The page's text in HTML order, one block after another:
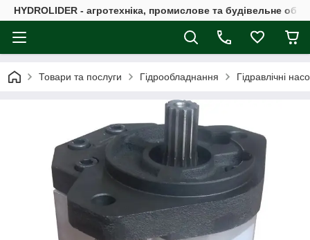
HYDROLIDER - агротехніка, промислове та будівельне
Товари та послуги Гідрообладнання Гідравлічні